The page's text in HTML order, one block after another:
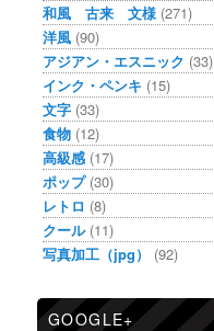
和風 古来 文様 (271)
洋風 (90)
アジアン・エスニック (33)
インク・ペンキ (15)
文字 (33)
食物 (12)
高級感 (17)
ポップ(30)
レトロ (8)
クール(11)
写真加工（jpg）
(92)
GOOGLE+